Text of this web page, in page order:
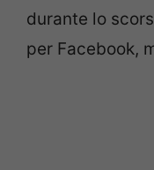
durante lo
per Facebook,